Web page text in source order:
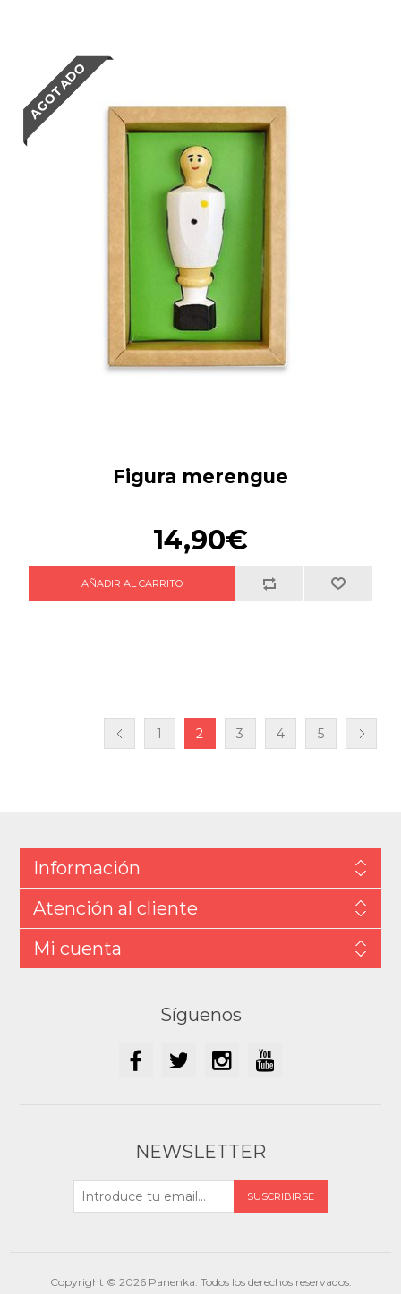
AGOTADO
Figura merengue
14,90€
1 2 3 4 5
Información
Atención al cliente
Mi cuenta
Síguenos
NEWSLETTER
Copyright © 2026 Panenka. Todos los derechos reservados.